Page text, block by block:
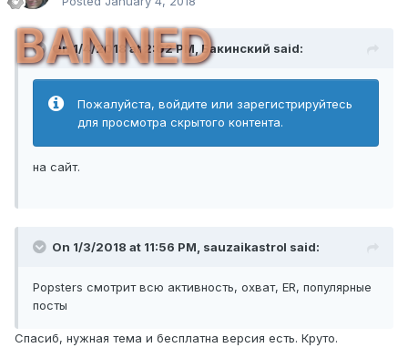
BANNED
On 1/4/2018 at 2:02 PM, Бакинский said:
Пожалуйста, войдите или зарегистрируйтесь
для просмотра скрытого контента.
на сайт.
On 1/3/2018 at 11:56 PM, sauzaikastrol said:
Popsters смотрит всю активность, охват, ER, популярные
посты
Спасиб, нужная тема и бесплатна версия есть. Круто.